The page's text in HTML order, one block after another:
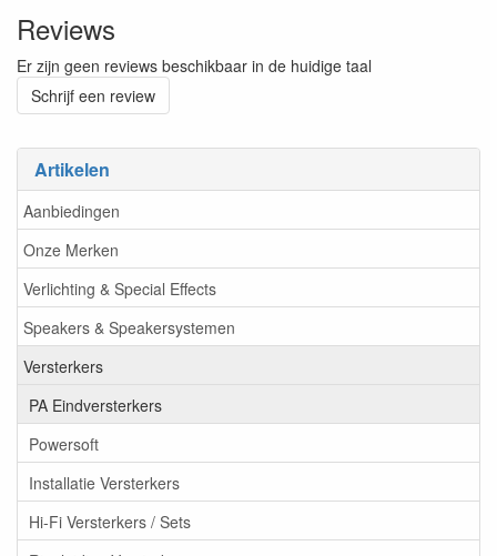
Artikelen
Aanbiedingen
Onze Merken
Verlichting & Special Effects
Speakers & Speakersystemen
Versterkers
PA Eindversterkers
Powersoft
Installatie Versterkers
Hi-Fi Versterkers / Sets
Reviews
Er zijn geen reviews beschikbaar in de huidige taal
Schrijf een review